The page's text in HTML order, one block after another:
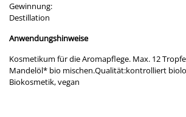
Gewinnung:
Destillation
Anwendungshinweise
Kosmetikum für die Aromapflege. Max. 12
Mandelöl* bio mischen.Qualität:kontrolliert
Biokosmetik, vegan